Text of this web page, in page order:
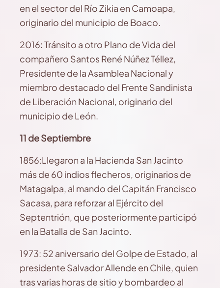
en el sector del Río Zikia en Camoapa,
originario del municipio de Boaco.
2016: Tránsito a otro Plano de Vida del
compañero Santos René Núñez Téllez,
Presidente de la Asamblea Nacional y
miembro destacado del Frente Sandinista
de Liberación Nacional, originario del
municipio de León.
11 de Septiembre
1856:Llegaron a la Hacienda San Jacinto
más de 60 indios flecheros, originarios de
Matagalpa, al mando del Capitán Francisco
Sacasa, para reforzar al Ejército del
Septentrión, que posteriormente participó
en la Batalla de San Jacinto.
1973: 52 aniversario del Golpe de Estado, al
presidente Salvador Allende en Chile, quien
tras varias horas de sitio y bombardeo al